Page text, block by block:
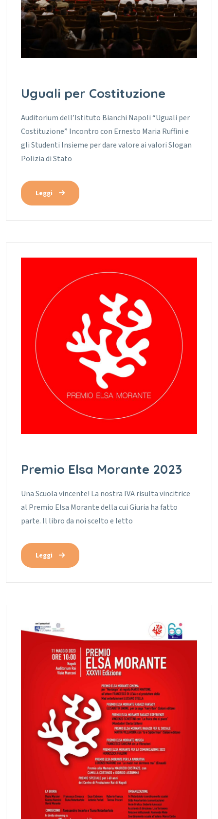
Uguali per Costituzione
Auditorium dell’Istituto Bianchi Napoli “Uguali per
Costituzione” Incontro con Ernesto Maria Ruffini e
gli Studenti Insieme per dare valore ai valori Slogan
Polizia di Stato
Leggi
Premio Elsa Morante 2023
Una Scuola vincente! La nostra IVA risulta vincitrice
al Premio Elsa Morante della cui Giuria ha fatto
parte. Il libro da noi scelto e letto
Leggi